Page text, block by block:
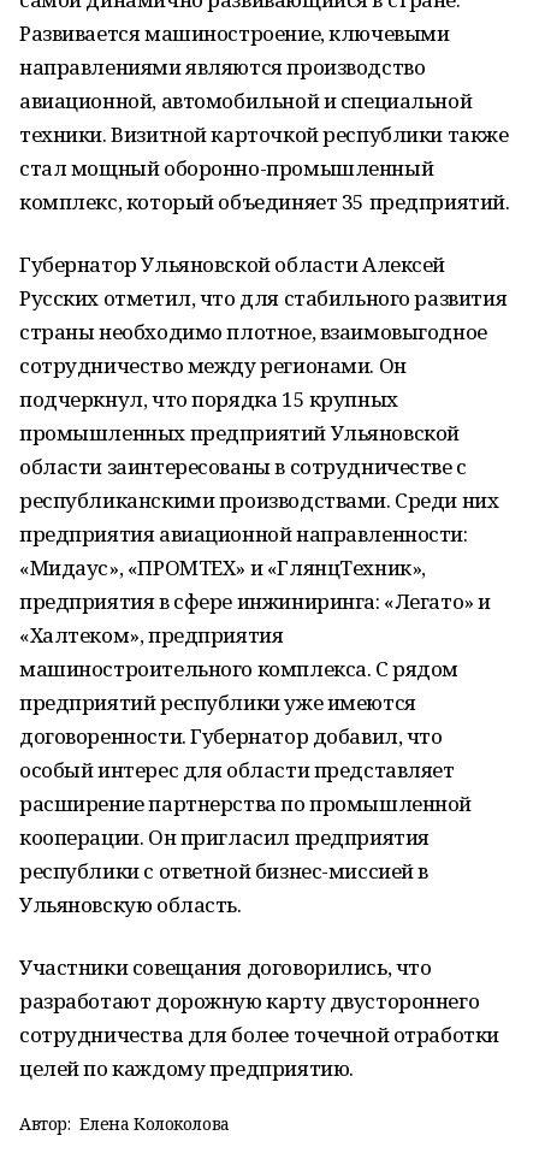
Развивается машиностроение, ключевыми
направлениями являются производство
авиационной, автомобильной и специальной
техники. Визитной карточкой республики также
стал мощный оборонно-промышленный
комплекс, который объединяет 35 предприятий.
Губернатор Ульяновской области Алексей
Русских отметил, что для стабильного развития
страны необходимо плотное, взаимовыгодное
сотрудничество между регионами. Он
подчеркнул, что порядка 15 крупных
промышленных предприятий Ульяновской
области заинтересованы в сотрудничестве с
республиканскими производствами. Среди них
предприятия авиационной направленности:
«Мидаус», «ПРОМТЕХ» и «ГлянцТехник»,
предприятия в сфере инжиниринга: «Легато» и
«Халтеком», предприятия
машиностроительного комплекса. С рядом
предприятий республики уже имеются
договоренности. Губернатор добавил, что
особый интерес для области представляет
расширение партнерства по промышленной
кооперации. Он пригласил предприятия
республики с ответной бизнес-миссией в
Ульяновскую область.
Участники совещания договорились, что
разработают дорожную карту двустороннего
сотрудничества для более точечной отработки
целей по каждому предприятию.
Автор: Елена Колоколова